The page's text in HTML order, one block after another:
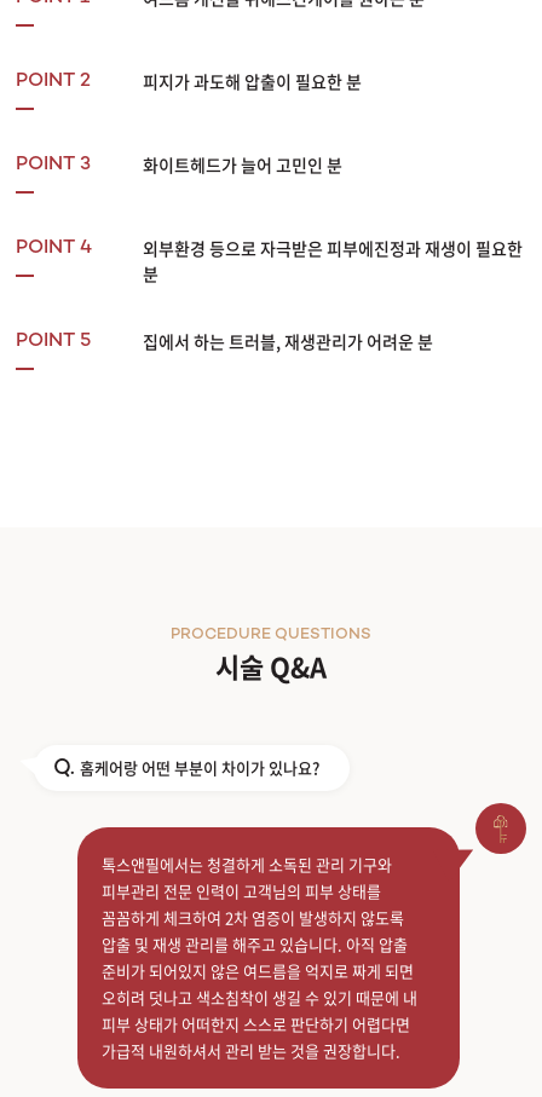
POINT 2 피지가 과도해 압출이 필요한 분
POINT 3 화이트헤드가 늘어 고민인 분
POINT 4
외부환경 등으로 자극받은 피부에진정과 재생이 필요한
분
POINT 5 집에서 하는 트러블, 재생관리가 어려운 분
시술 Q&A
PROCEDURE QUESTIONS
Q. 홈케어랑 어떤 부분이 차이가 있나요?
톡스앤필에서는 청결하게 소독된 관리 기구와
피부관리 전문 인력이 고객님의 피부 상태를
꼼꼼하게 체크하여 2차 염증이 발생하지 않도록
압출 및 재생 관리를 해주고 있습니다. 아직 압출
준비가 되어있지 않은 여드름을 억지로 짜게 되면
오히려 덧나고 색소침착이 생길 수 있기 때문에 내
피부 상태가 어떠한지 스스로 판단하기 어렵다면
가급적 내원하셔서 관리 받는 것을 권장합니다.